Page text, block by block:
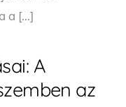
a […]
A
az